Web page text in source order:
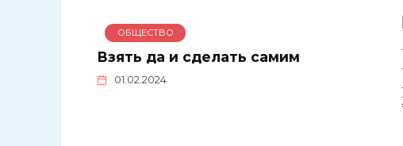
ОБЩЕСТВО
Взять да и сделать самим
01.02.2024